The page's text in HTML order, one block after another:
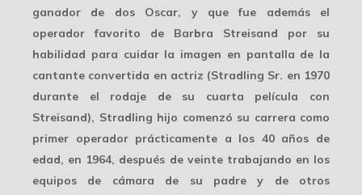
ganador de dos Oscar, y que fue además el
operador favorito de Barbra Streisand por su
habilidad para cuidar la imagen en pantalla de la
cantante convertida en actriz (Stradling Sr. en 1970
durante el rodaje de su cuarta película con
Streisand), Stradling hijo comenzó su carrera como
primer operador prácticamente a los 40 años de
edad, en 1964, después de veinte trabajando en los
equipos de cámara de su padre y de otros